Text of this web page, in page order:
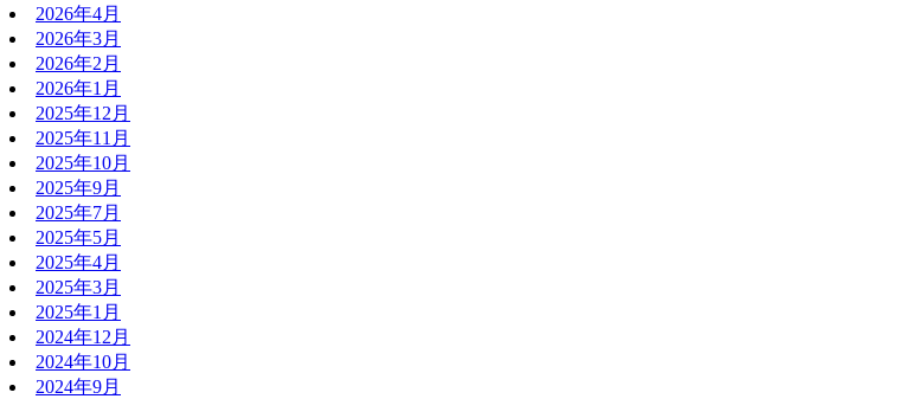
2026年4月
2026年3月
2026年2月
2026年1月
2025年12月
2025年11月
2025年10月
2025年9月
2025年7月
2025年5月
2025年4月
2025年3月
2025年1月
2024年12月
2024年10月
2024年9月